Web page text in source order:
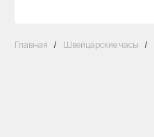
Главная / Швейцарские часы /